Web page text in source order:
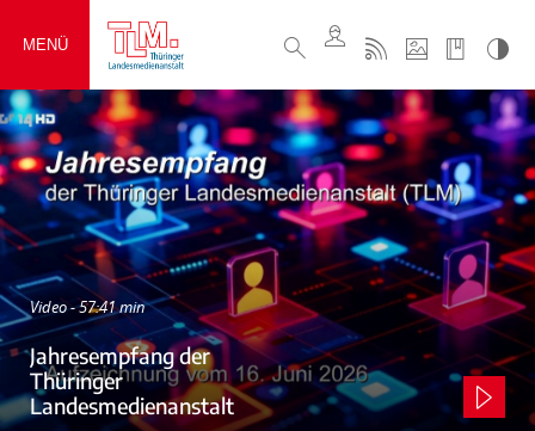
MENÜ
Video - 57:41 min
Jahresempfang der
Thüringer
Landesmedienanstalt